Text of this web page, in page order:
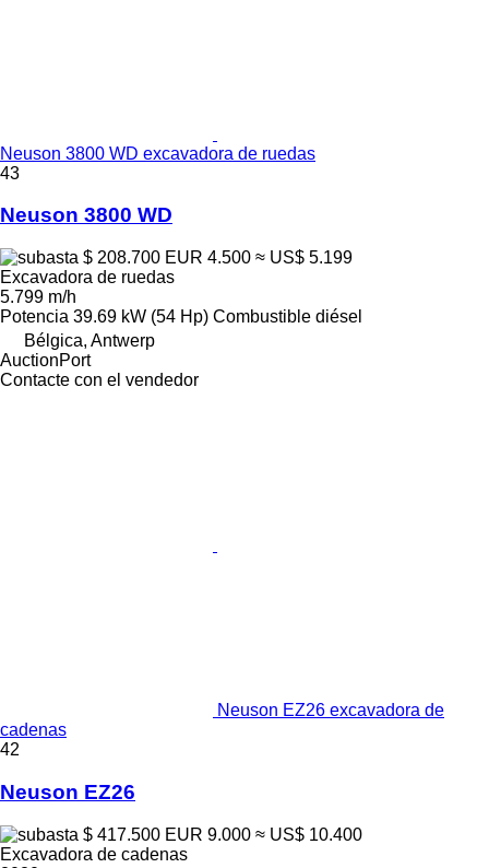
Neuson 3800 WD excavadora de ruedas
43
Neuson 3800 WD
$ 208.700 EUR 4.500 ≈ US$ 5.199
Excavadora de ruedas
5.799 m/h
Potencia 39.69 kW (54 Hp) Combustible diésel
Bélgica, Antwerp
AuctionPort
Contacte con el vendedor
Neuson EZ26 excavadora de
cadenas
42
Neuson EZ26
$ 417.500 EUR 9.000 ≈ US$ 10.400
Excavadora de cadenas